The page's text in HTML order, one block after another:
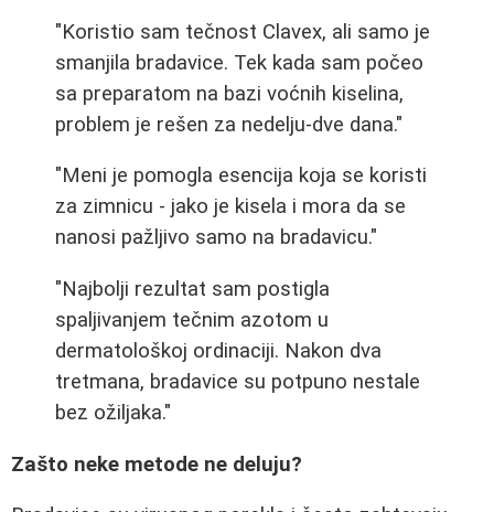
"Koristio sam tečnost Clavex, ali samo je
smanjila bradavice. Tek kada sam počeo
sa preparatom na bazi voćnih kiselina,
problem je rešen za nedelju-dve dana."
"Meni je pomogla esencija koja se koristi
za zimnicu - jako je kisela i mora da se
nanosi pažljivo samo na bradavicu."
"Najbolji rezultat sam postigla
spaljivanjem tečnim azotom u
dermatološkoj ordinaciji. Nakon dva
tretmana, bradavice su potpuno nestale
bez ožiljaka."
Zašto neke metode ne deluju?